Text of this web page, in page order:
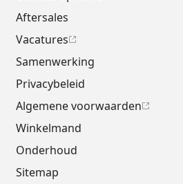
Aftersales
Vacatures
Samenwerking
Privacybeleid
Algemene voorwaarden
Winkelmand
Onderhoud
Sitemap